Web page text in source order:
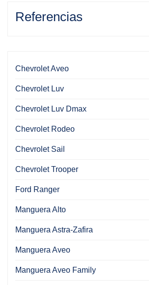
Referencias
Chevrolet Aveo
Chevrolet Luv
Chevrolet Luv Dmax
Chevrolet Rodeo
Chevrolet Sail
Chevrolet Trooper
Ford Ranger
Manguera Alto
Manguera Astra-Zafira
Manguera Aveo
Manguera Aveo Family